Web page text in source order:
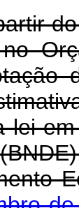
no
lei